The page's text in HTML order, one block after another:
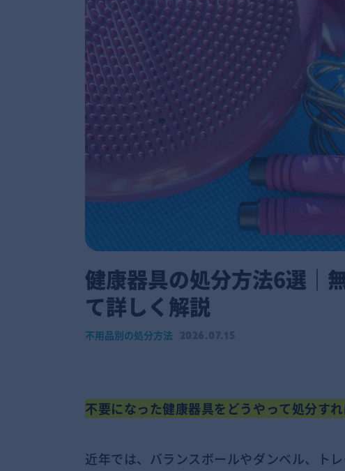
健康器具の処分方法6選｜
て詳しく解説
不用品別の処分方法
不要になった健康器具をどうやって処分す
近年では、バランスボールやダンベル、ト